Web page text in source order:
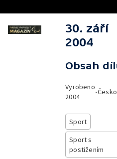
30. září
2004
Obsah
Vyrobeno
2004
•Česko
Sport
Sport s
postižením